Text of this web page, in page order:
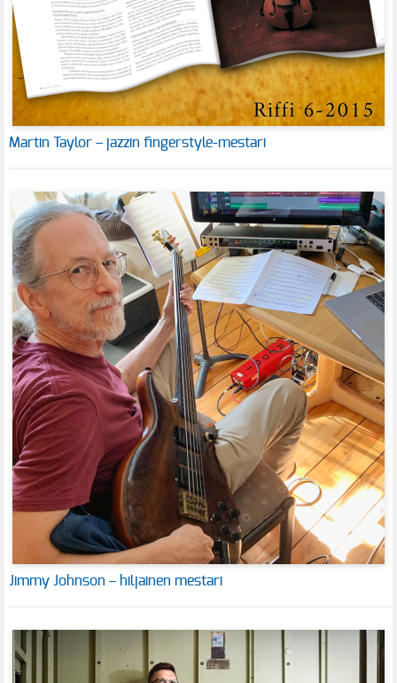
Martin Taylor – jazzin fingerstyle-mestari
Jimmy Johnson – hiljainen mestari